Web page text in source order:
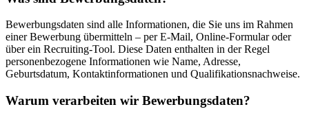
Bewerbungsdaten sind alle Informationen, die Sie uns im Rahmen
einer Bewerbung übermitteln – per E-Mail, Online-Formular oder
über ein Recruiting-Tool. Diese Daten enthalten in der Regel
personenbezogene Informationen wie Name, Adresse,
Geburtsdatum, Kontaktinformationen und Qualifikationsnachweise.
Warum verarbeiten wir Bewerbungsdaten?